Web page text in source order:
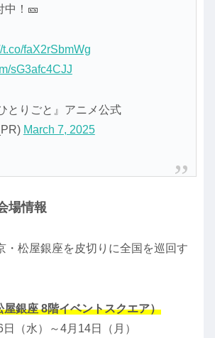
中！🎫
t.co/faX2rSbmWg
sG3afc4CJJ
とりごと』アニメ公式
March 7, 2025
場情報
・松屋銀座を皮切りに全国を巡回す
屋銀座 8階イベントスクエア）
（水）～4月14日（月）